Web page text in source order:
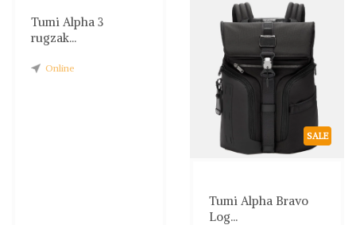
Tumi Alpha 3
rugzak...
Online
SALE
Tumi Alpha Bravo
Log...